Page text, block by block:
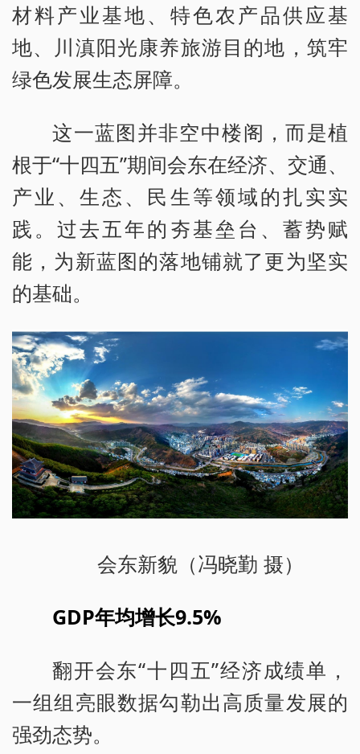
材料产业基地、特色农产品供应基
地、川滇阳光康养旅游目的地，筑牢
绿色发展生态屏障。
这一蓝图并非空中楼阁，而是植
根于“十四五”期间会东在经济、交通、
产业、生态、民生等领域的扎实实
践。过去五年的夯基垒台、蓄势赋
能，为新蓝图的落地铺就了更为坚实
的基础。
会东新貌（冯晓勤 摄）
GDP年均增长9.5%
翻开会东“十四五”经济成绩单，
一组组亮眼数据勾勒出高质量发展的
强劲态势。